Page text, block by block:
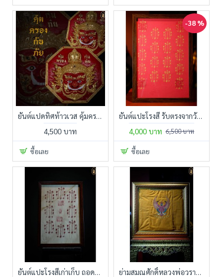
ยันต์แปดทิศท้าวเวส คุ้มครอง กันภัย หลวงพ่อท่านนองสร้างไว้ ติดหน้าบ้านทางสามแพร่ง เจ้าที่แรง ทางด่วนตัดผ่าน ข้างหน้าอโคจร มีสิ่งเร้นลับคอยรบกวน ติดไว้กันดีกว่าแก้ไม่ตก
4,500 บาท
ซื้อเลย
-38 %
ยันต์แปะโรงสี รับตรงจากวัดศาลเจ้า พร้อมกรอบตราวัดประทับด้านหลังชัดเจน
4,000 บาท 6,500 บาท
ซื้อเลย
ยันต์แปะโรงสีเก่าเก็บ ถอดมาจากฝาบ้านหลงจู๊โรงสี ได้ของดีของเด็ดมาแบ่งปัน
ย่ามสมณศักดิ์หลวงพ่อวราห์ วัดโพธิ์ทอง เข้ากรอบบูชาเรียบร้อย ไม่มีที่ไหนแน่นอน ของดีติดตัวหลวงพ่อ